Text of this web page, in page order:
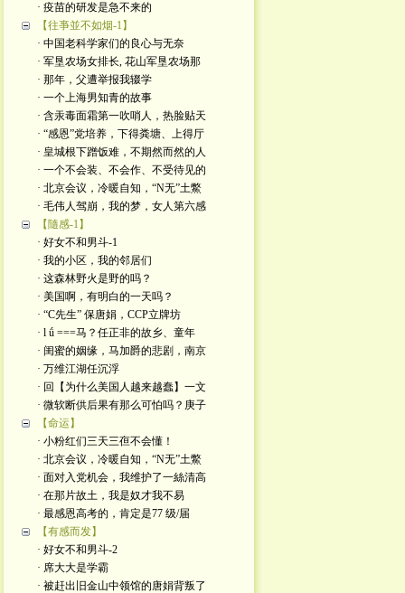
· 疫苗的研发是急不来的
【往亊並不如烟-1】
· 中国老科学家们的良心与无奈
· 军垦农场女排长, 花山军垦农场那
· 那年，父遭举报我辍学
· 一个上海男知青的故事
· 含汞毒面霜第一吹哨人，热脸贴天
· “感恩”党培养，下得粪塘、上得厅
· 皇城根下蹭饭难，不期然而然的人
· 一个不会装、不会作、不受待见的
· 北京会议，冷暖自知，“N无”土鱉
· 毛伟人驾崩，我的梦，女人第六感
【隨感-1】
· 好女不和男斗-1
· 我的小区，我的邻居们
· 这森林野火是​野的吗？
· 美国啊，有明白的一天吗？
· “C先生” 保唐娟，CCP立牌坊
· l ǘ ===马？任正非的故乡、童年
· 闺蜜的姻缘，马加爵的悲剧，南京
· 万维江湖任沉浮
· 回【为什么美国人越来越蠢】一文
· 微软断供后果有那么可怕吗？庚子
【命运】
· 小粉红们三天三亱不会懂！
· 北京会议，冷暖自知，“N无”土鱉
· 面对入党机会，我维护了一絲清高
· 在那片故土，我是奴才我不易
· 最感恩高考的，肯定是77 级/届
【有感而发】
· 好女不和男斗-2
· 席大大是学霸
· 被赶出旧金山中领馆的唐娟背叛了